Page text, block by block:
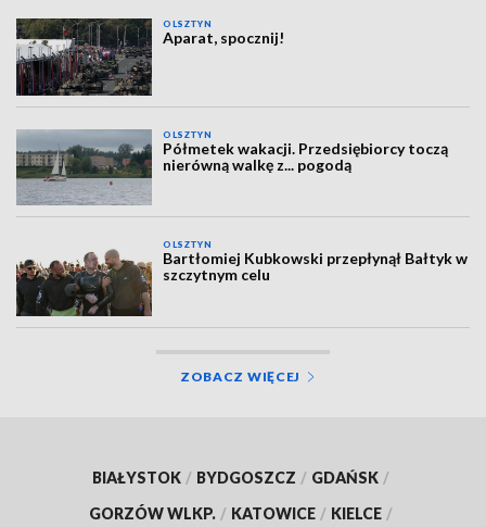
OLSZTYN
Aparat, spocznij!
OLSZTYN
Półmetek wakacji. Przedsiębiorcy toczą
nierówną walkę z... pogodą
OLSZTYN
Bartłomiej Kubkowski przepłynął Bałtyk w
szczytnym celu
ZOBACZ WIĘCEJ
BIAŁYSTOK / BYDGOSZCZ / GDAŃSK /
GORZÓW WLKP. / KATOWICE / KIELCE /